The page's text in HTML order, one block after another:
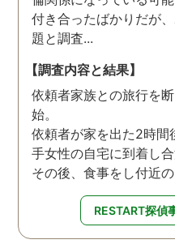
付き合ったばかりだが
題と調査...
【調査内容と結果】
依頼者家族との旅行を
始。
依頼者が家を出た2時間
手女性の自宅に到着し合
その後、食事をし付近
RESTART探偵